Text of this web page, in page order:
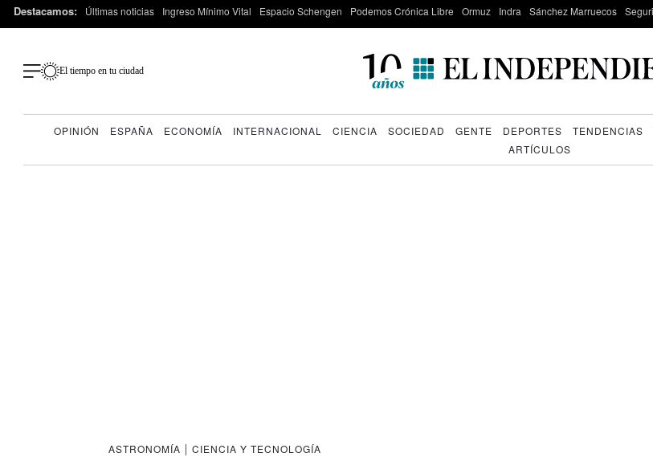
Destacamos: Últimas noticias Ingreso Mínimo Vital Espacio Schengen Podemos Crónica Libre Ormuz Indra Sánchez Marruecos
El tiempo en tu ciudad
OPINIÓN ESPAÑA ECONOMÍA INTERNACIONAL CIENCIA SOCIEDAD GENTE DEPORTES TENDENCIAS
ARTÍCULOS
ASTRONOMÍA | CIENCIA Y TECNOLOGÍA